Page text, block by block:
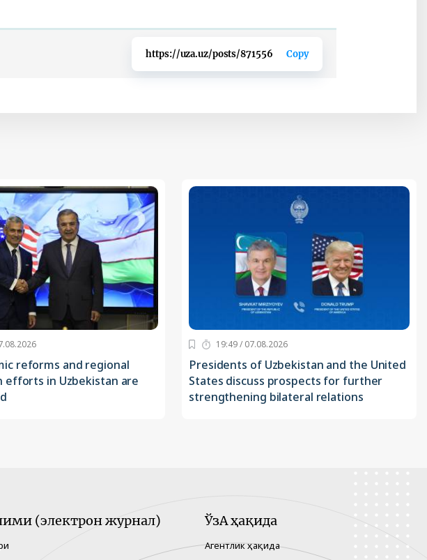
https://uza.uz/posts/871556 Copy
reforms and regional
efforts in Uzbekistan are
19:49 / 07.08.2026
Presidents of Uzbekistan and the United
States discuss prospects for further
strengthening bilateral relations
(электрон журнал) ЎзА ҳақида
Агентлик ҳақида